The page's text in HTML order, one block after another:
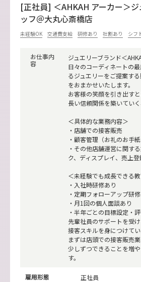
[正社員] ＜AHKAH アーカー＞
ッフ＠大丸心斎橋店
未経験OK 交通費支給 研修あり 社割あり シフ
お仕事内
容
ジュエリーブランド＜
日々のコーディネートの
るジュエリーをご提案す
をおまかせいたします。
お客様の笑顔を引き出す
長い信頼関係を築いてい
＜具体的な業務内容＞
・店舗での接客販売
・顧客管理（お礼のお手
・その他店舗運営に関す
ク、ディスプレイ、売上登
＜未経験でも成長できる
・入社時研修あり
・定期フォローアップ研
・月1回の個人面談あり
・半年ごとの目標設定・
先輩社員のサポートを受
接客スキルを身につけてい
まずは店頭での接客販売業
少しずつできることを増
す。
雇用形態 正社員